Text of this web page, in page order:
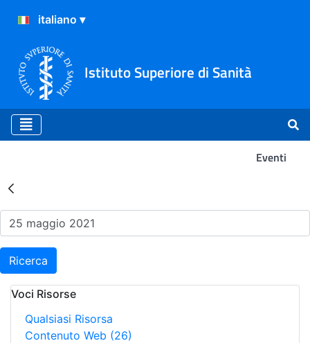
Istituto Superiore di Sanità
Eventi
Risultati della Ricerca -
Ricerca
Voci Risorse
Qualsiasi Risorsa
Contenuto Web (26)